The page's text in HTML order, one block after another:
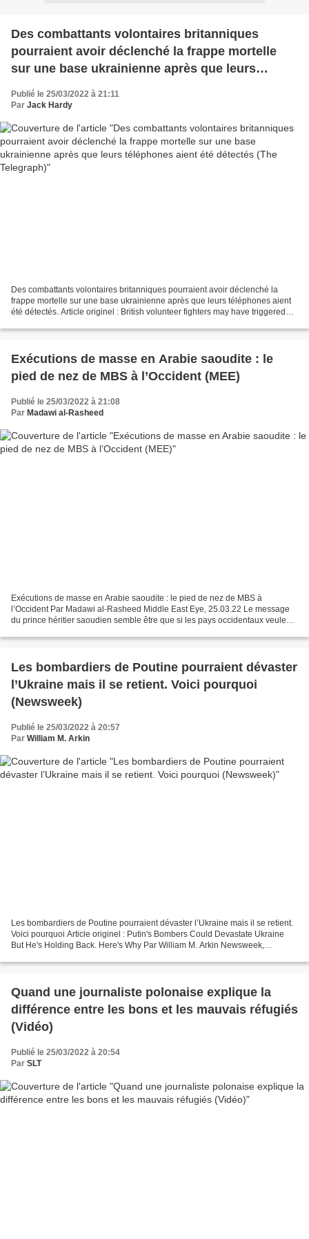
Des combattants volontaires britanniques
pourraient avoir déclenché la frappe mortelle
sur une base ukrainienne après que leurs
Publié le 25/03/2022 à 21:11
Par Jack Hardy
Des combattants volontaires britanniques pourraient avoir déclenché la
frappe mortelle sur une base ukrainienne après que leurs téléphones aient
été détectés. Article originel : British volunteer fighters may have triggered
Exécutions de masse en Arabie saoudite : le
pied de nez de MBS à l’Occident (MEE)
Publié le 25/03/2022 à 21:08
Par Madawi al-Rasheed
Exécutions de masse en Arabie saoudite : le pied de nez de MBS à
l’Occident Par Madawi al-Rasheed Middle East Eye, 25.03.22 Le message
du prince héritier saoudien semble être que si les pays occidentaux veulent
Les bombardiers de Poutine pourraient dévaster
l’Ukraine mais il se retient. Voici pourquoi
(Newsweek)
Publié le 25/03/2022 à 20:57
Par William M. Arkin
Les bombardiers de Poutine pourraient dévaster l’Ukraine mais il se retient.
Voici pourquoi Article originel : Putin's Bombers Could Devastate Ukraine
But He's Holding Back. Here's Why Par William M. Arkin Newsweek,
Quand une journaliste polonaise explique la
différence entre les bons et les mauvais réfugiés
(Vidéo)
Publié le 25/03/2022 à 20:54
Par SLT